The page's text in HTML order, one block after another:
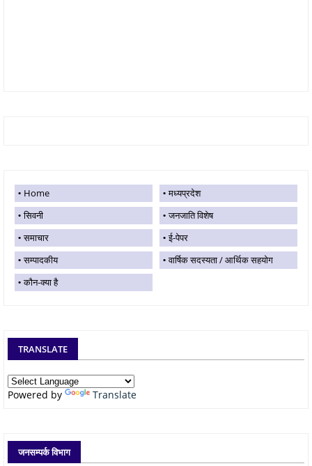
Home
मध्यप्रदेश
सिवनी
जनजाति विशेष
समाचार
ई-पेपर
सम्पादकीय
वार्षिक सदस्यता / आर्थिक सहयोग
कौन-क्या है
TRANSLATE
Powered by Translate
जनसम्पर्क विभाग